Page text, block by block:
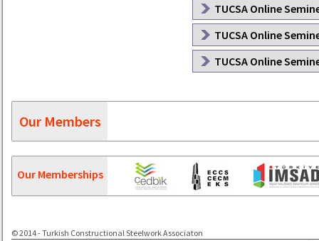
TUCSA Online
TUCSA Online
TUCSA Online
Our Members
Our Memberships
© 2014 - Turkish Constructional Steelwork Associaton